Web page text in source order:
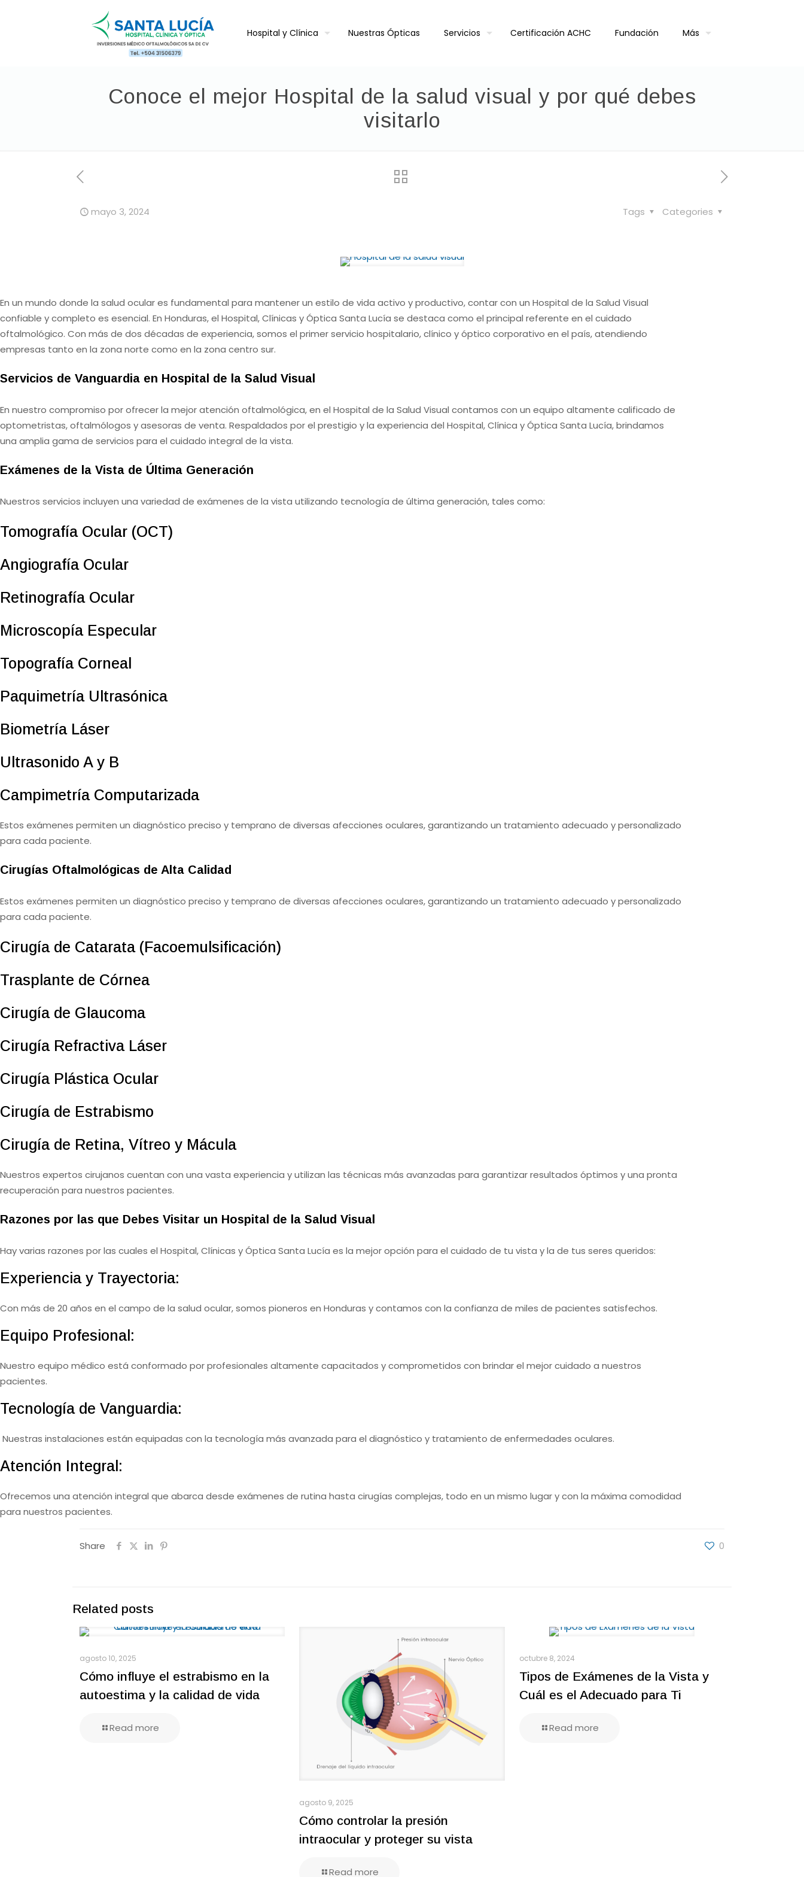
Hospital y Clínica Nuestras Ópticas Servicios Certificación ACHC Fundación Más
Conoce el mejor Hospital de la salud visual y por qué debes
visitarlo
mayo 3, 2024 Categories
Tags
En un mundo donde la salud ocular es fundamental para mantener un estilo de vida activo y productivo, contar con un Hospital de la Salud Visual
confiable y completo es esencial. En Honduras, el Hospital, Clínicas y Óptica Santa Lucía se destaca como el principal referente en el cuidado
oftalmológico. Con más de dos décadas de experiencia, somos el primer servicio hospitalario, clínico y óptico corporativo en el país, atendiendo
empresas tanto en la zona norte como en la zona centro sur.
Servicios de Vanguardia en Hospital de la Salud Visual
En nuestro compromiso por ofrecer la mejor atención oftalmológica, en el Hospital de la Salud Visual contamos con un equipo altamente calificado de
optometristas, oftalmólogos y asesoras de venta. Respaldados por el prestigio y la experiencia del Hospital, Clínica y Óptica Santa Lucía, brindamos
una amplia gama de servicios para el cuidado integral de la vista.
Exámenes de la Vista de Última Generación
Nuestros servicios incluyen una variedad de exámenes de la vista utilizando tecnología de última generación, tales como:
Tomografía Ocular (OCT)
Angiografía Ocular
Retinografía Ocular
Microscopía Especular
Topografía Corneal
Paquimetría Ultrasónica
Biometría Láser
Ultrasonido A y B
Campimetría Computarizada
Estos exámenes permiten un diagnóstico preciso y temprano de diversas afecciones oculares, garantizando un tratamiento adecuado y personalizado
para cada paciente.
Cirugías Oftalmológicas de Alta Calidad
Estos exámenes permiten un diagnóstico preciso y temprano de diversas afecciones oculares, garantizando un tratamiento adecuado y personalizado
para cada paciente.
Cirugía de Catarata (Facoemulsificación)
Trasplante de Córnea
Cirugía de Glaucoma
Cirugía Refractiva Láser
Cirugía Plástica Ocular
Cirugía de Estrabismo
Cirugía de Retina, Vítreo y Mácula
Nuestros expertos cirujanos cuentan con una vasta experiencia y utilizan las técnicas más avanzadas para garantizar resultados óptimos y una pronta
recuperación para nuestros pacientes.
Razones por las que Debes Visitar un Hospital de la Salud Visual
Hay varias razones por las cuales el Hospital, Clínicas y Óptica Santa Lucía es la mejor opción para el cuidado de tu vista y la de tus seres queridos:
Experiencia y Trayectoria:
Con más de 20 años en el campo de la salud ocular, somos pioneros en Honduras y contamos con la confianza de miles de pacientes satisfechos.
Equipo Profesional:
Nuestro equipo médico está conformado por profesionales altamente capacitados y comprometidos con brindar el mejor cuidado a nuestros
pacientes.
Tecnología de Vanguardia:
Nuestras instalaciones están equipadas con la tecnología más avanzada para el diagnóstico y tratamiento de enfermedades oculares.
Atención Integral:
Ofrecemos una atención integral que abarca desde exámenes de rutina hasta cirugías complejas, todo en un mismo lugar y con la máxima comodidad
para nuestros pacientes.
Share 0
Related posts
agosto 10, 2025
Cómo influye el estrabismo en la
autoestima y la calidad de vida
Read more
agosto 9, 2025
Cómo controlar la presión
intraocular y proteger su vista
Read more
octubre 8, 2024
Tipos de Exámenes de la Vista y
Cuál es el Adecuado para Ti
Read more